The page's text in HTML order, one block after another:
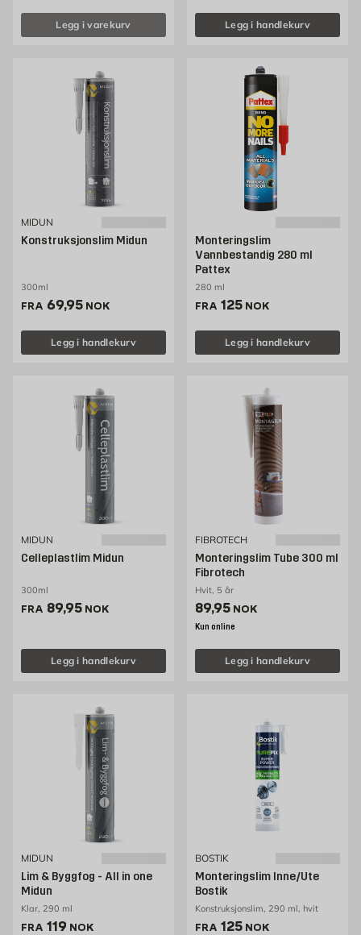
Legg i varekurv Legg i handlekurv
MIDUN
Konstruksjonslim Midun
300ml
FRA Pris 69.95 NOK /stk
69,95 NOK
Legg i handlekurv
Monteringslim
Vannbestandig 280 ml
Pattex
280 ml
FRA Pris 125 NOK /stk
125 NOK
Legg i handlekurv
MIDUN
Celleplastlim Midun
300ml
FRA Pris 89.95 NOK /stk
89,95 NOK
Legg i handlekurv
FIBROTECH
Monteringslim Tube 300 ml
Fibrotech
Hvit, 5 år
Pris 89.95 NOK /stk
89,95 NOK
Kun online
Legg i handlekurv
MIDUN
Lim & Byggfog - All in one
Midun
Klar, 290 ml
FRA Pris 119 NOK /stk
119 NOK
BOSTIK
Monteringslim Inne/Ute
Bostik
Konstruksjonslim, 290 ml, hvit
FRA Pris 125 NOK /stk
125 NOK